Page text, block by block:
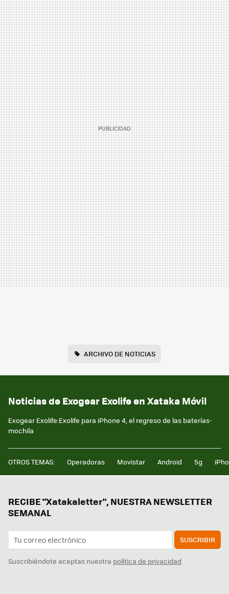
ARCHIVO DE NOTICIAS
Noticias de Exogear Exolife en Xataka Móvil
Exogear Exolife:Exolife para iPhone 4, el regreso de las baterías-
mochila
OTROS TEMAS: Operadoras Movistar Android 5g
RECIBE "Xatakaletter", NUESTRA NEWSLETTER
SEMANAL
SUSCRIBIR
Suscribiéndote aceptas nuestra política de privacidad